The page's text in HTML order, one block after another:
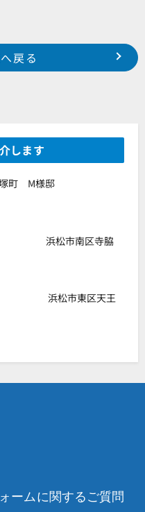
戻る
します
町 M様邸
浜松市南区寺脇
浜松市東区天王
ームに関するご質問